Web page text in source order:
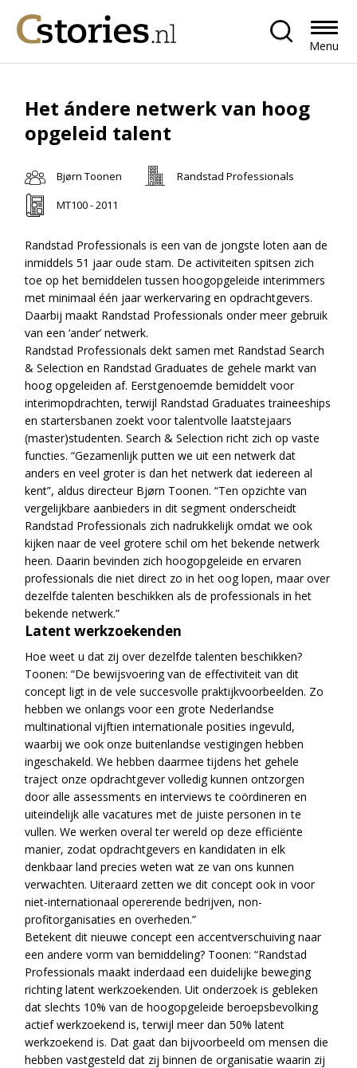
Menu
Het ándere netwerk van hoog
opgeleid talent
Bjørn Toonen
Randstad Professionals
MT100 - 2011
Randstad Professionals is een van de jongste loten aan de
inmiddels 51 jaar oude stam. De activiteiten spitsen zich
toe op het bemiddelen tussen hoogopgeleide interimmers
met minimaal één jaar werkervaring en opdrachtgevers.
Daarbij maakt Randstad Professionals onder meer gebruik
van een ‘ander’ netwerk.
Randstad Professionals dekt samen met Randstad Search
& Selection en Randstad Graduates de gehele markt van
hoog opgeleiden af. Eerstgenoemde bemiddelt voor
interimopdrachten, terwijl Randstad Graduates traineeships
en startersbanen zoekt voor talentvolle laatstejaars
(master)studenten. Search & Selection richt zich op vaste
functies. “Gezamenlijk putten we uit een netwerk dat
anders en veel groter is dan het netwerk dat iedereen al
kent”, aldus directeur Bjørn Toonen. “Ten opzichte van
vergelijkbare aanbieders in dit segment onderscheidt
Randstad Professionals zich nadrukkelijk omdat we ook
kijken naar de veel grotere schil om het bekende netwerk
heen. Daarin bevinden zich hoogopgeleide en ervaren
professionals die niet direct zo in het oog lopen, maar over
dezelfde talenten beschikken als de professionals in het
bekende netwerk.”
Latent werkzoekenden
Hoe weet u dat zij over dezelfde talenten beschikken?
Toonen: “De bewijsvoering van de effectiviteit van dit
concept ligt in de vele succesvolle praktijkvoorbeelden. Zo
hebben we onlangs voor een grote Nederlandse
multinational vijftien internationale posities ingevuld,
waarbij we ook onze buitenlandse vestigingen hebben
ingeschakeld. We hebben daarmee tijdens het gehele
traject onze opdrachtgever volledig kunnen ontzorgen
door alle assessments en interviews te coördineren en
uiteindelijk alle vacatures met de juiste personen in te
vullen. We werken overal ter wereld op deze efficiënte
manier, zodat opdrachtgevers en kandidaten in elk
denkbaar land precies weten wat ze van ons kunnen
verwachten. Uiteraard zetten we dit concept ook in voor
niet-internationaal opererende bedrijven, non-
profitorganisaties en overheden.”
Betekent dit nieuwe concept een accentverschuiving naar
een andere vorm van bemiddeling? Toonen: “Randstad
Professionals maakt inderdaad een duidelijke beweging
richting latent werkzoekenden. Uit onderzoek is gebleken
dat slechts 10% van de hoogopgeleide beroepsbevolking
actief werkzoekend is, terwijl meer dan 50% latent
werkzoekend is. Dat gaat dan bijvoorbeeld om mensen die
hebben vastgesteld dat zij binnen de organisatie waarin zij